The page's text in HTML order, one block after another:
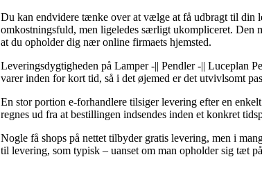
Du kan endvidere tænke over at vælge at få udbragt til din
omkostningsfuld, men ligeledes særligt ukompliceret. Den
at du opholder dig nær online firmaets hjemsted.
Leveringsdygtigheden på Lamper -|| Pendler -|| Luceplan
varer inden for kort tid, så i det øjemed er det utvivlsomt
En stor portion e-forhandlere tilsiger levering efter en
regnes ud fra at bestillingen indsendes inden et konkret
Nogle få shops på nettet tilbyder gratis levering, men i
til levering, som typisk – uanset om man opholder sig tæt